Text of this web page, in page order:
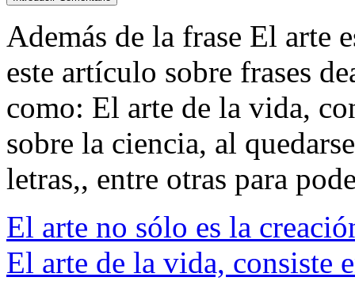
Además de la frase El arte
este artículo sobre frases
como: El arte de la vida,
sobre la ciencia, al
letras,, entre otras para
El arte no sólo es la
El arte de la vida, consiste